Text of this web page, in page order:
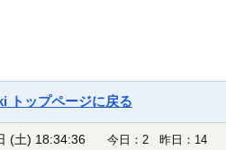
トップページに戻る
(土) 18:34:36
今日：2 昨日：14